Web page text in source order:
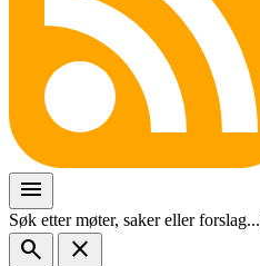
menu
Søk etter møter, saker eller forslag...
search
close